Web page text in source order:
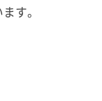
す。